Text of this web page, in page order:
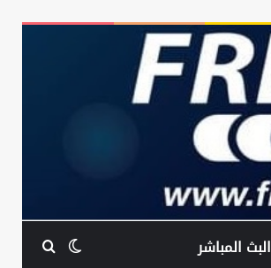
البث المباشر الوضعبحث